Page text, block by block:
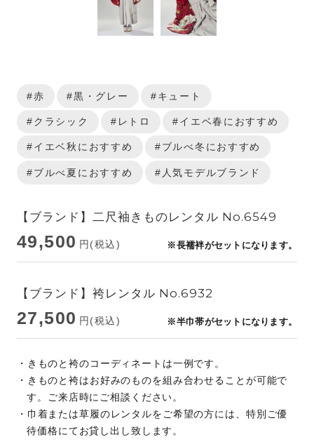
#赤 #黒・グレー #キュート
#クラシック #レトロ #イエベ春におすすめ
#イエベ秋におすすめ #ブルべ冬におすすめ
#ブルべ夏におすすめ #人気モデルブランド
【ブランド】二尺袖きものレンタル No.6549
49,500 円(税込) ※長襦袢がセットになります。
【ブランド】袴レンタル No.6932
27,500 円(税込) ※半巾帯がセットになります。
・きものと袴のコーディネートは一例です。
・きものと袴はお好みのものを組み合わせることが可能で
す。ご来店時にご相談ください。
・巾着または草履のレンタルをご希望の方には、特別ご優
待価格にてお貸し出し致します。